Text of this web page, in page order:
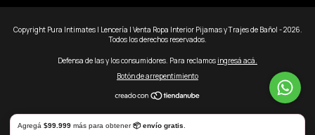
Al navegar por este sitioaceptás el uso de cookies
Copyright Pura Intimates | Lencería | Venta Ropa Interior Pijamas y Trajes de Baño| - 2026.
Todos los derechos reservados.
Defensa de las y los consumidores. Para reclamos ingresá acá.
Botón de arrepentimiento
Agregá $99.999 más para obtener📦 envío gratis